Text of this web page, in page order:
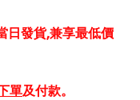
日發貨,兼享最低價
單及付款。